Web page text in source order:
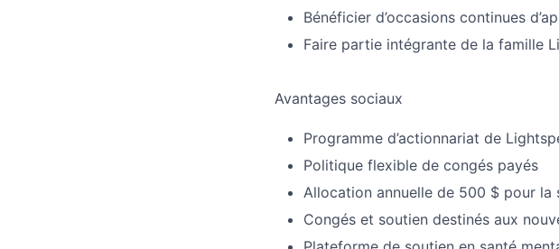
Bénéficier d’occasions continues
Faire partie intégrante de la famille
Avantages sociaux
Programme d’actionnariat de
Politique flexible de congés payés
Allocation annuelle de 500 $ pour la
Congés et soutien destinés aux